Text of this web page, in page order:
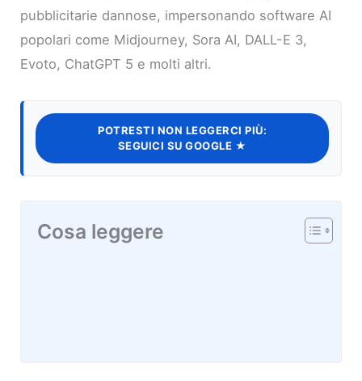
pubblicitarie dannose, impersonando software AI
popolari come Midjourney, Sora AI, DALL-E 3,
Evoto, ChatGPT 5 e molti altri.
POTRESTI NON LEGGERCI PIÙ:
SEGUICI SU GOOGLE ★
Cosa leggere